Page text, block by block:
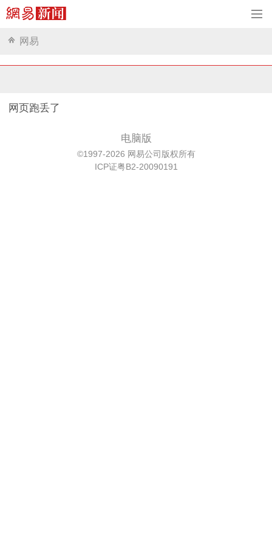
网易
网页跑丢了
电脑版
©1997-2026 网易公司版权所有
ICP证粤B2-20090191